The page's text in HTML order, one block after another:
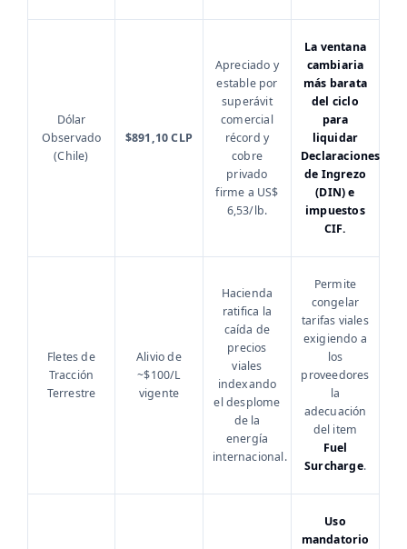
Dólar
Observado
(Chile)
$891,10 CLP
Apreciado y
estable por
superávit
comercial
récord y
cobre
privado
firme a US$
6,53/lb.
La ventana
cambiaria
más barata
del ciclo
para
liquidar
Declaraciones
de Ingrezo
(DIN) e
impuestos
CIF.
Fletes de
Tracción
Terrestre
Alivio de
~$100/L
vigente
Hacienda
ratifica la
caída de
precios
viales
indexando
el desplome
de la
energía
internacional.
Permite
congelar
tarifas viales
exigiendo a
los
proveedores
la
adecuación
del item
Fuel
Surcharge.
Uso
mandatorio